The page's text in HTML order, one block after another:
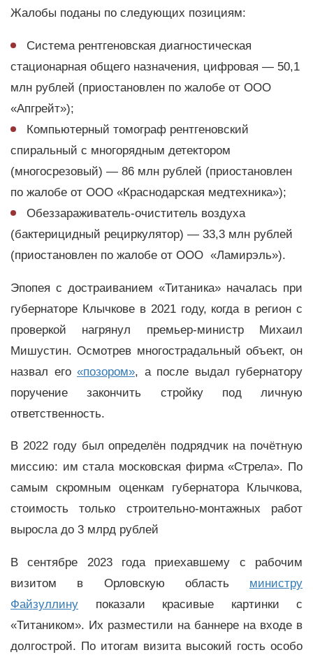
Жалобы поданы по следующих позициям:
Система рентгеновская диагностическая
стационарная общего назначения, цифровая — 50,1
млн рублей (приостановлен по жалобе от ООО
«Апгрейт»);
Компьютерный томограф рентгеновский
спиральный с многорядным детектором
(многосрезовый) — 86 млн рублей (приостановлен
по жалобе от ООО «Краснодарская медтехника»);
Обеззараживатель-очиститель воздуха
(бактерицидный рециркулятор) — 33,3 млн рублей
(приостановлен по жалобе от ООО «Ламирэль»).
Эпопея с достраиванием «Титаника» началась при
губернаторе Клычкове в 2021 году, когда в регион с
проверкой нагрянул премьер-министр Михаил
Мишустин. Осмотрев многострадальный объект, он
назвал его «позором», а после выдал губернатору
поручение закончить стройку под личную
ответственность.
В 2022 году был определён подрядчик на почётную
миссию: им стала московская фирма «Стрела». По
самым скромным оценкам губернатора Клычкова,
стоимость только строительно-монтажных работ
выросла до 3 млрд рублей
В сентябре 2023 года приехавшему с рабочим
визитом в Орловскую область министру
Файзуллину показали красивые картинки с
«Титаником». Их разместили на баннере на входе в
долгострой. По итогам визита высокий гость особо